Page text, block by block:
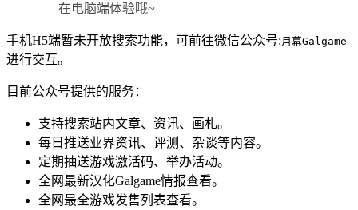
在电脑端体验哦~
手机H5端暂未开放搜索功能，可前往微信公众号: 月幕Galgame
进行交互。
目前公众号提供的服务：
支持搜索站内文章、资讯、画札。
每日推送业界资讯、评测、杂谈等内容。
定期抽送游戏激活码、举办活动。
全网最新汉化Galgame情报查看。
全网最全游戏发售列表查看。